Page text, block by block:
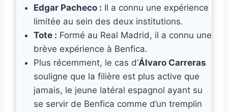
Edgar Pacheco : Il a connu une expérience
limitée au sein des deux institutions.
Tote : Formé au Real Madrid, il a connu une
brève expérience à Benfica.
Plus récemment, le cas d’Álvaro Carreras
souligne que la filière est plus active que
jamais, le jeune latéral espagnol ayant su
se servir de Benfica comme d’un tremplin